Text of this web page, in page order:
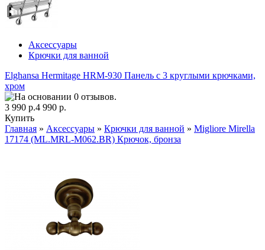
Аксессуары
Крючки для ванной
Elghansa Hermitage HRM-930 Панель с 3 круглыми крючками,
хром
3 990 р.4 990 р.
Купить
Главная » Аксессуары » Крючки для ванной » Migliore Mirella
17174 (ML.MRL-M062.ВR) Крючок, бронза